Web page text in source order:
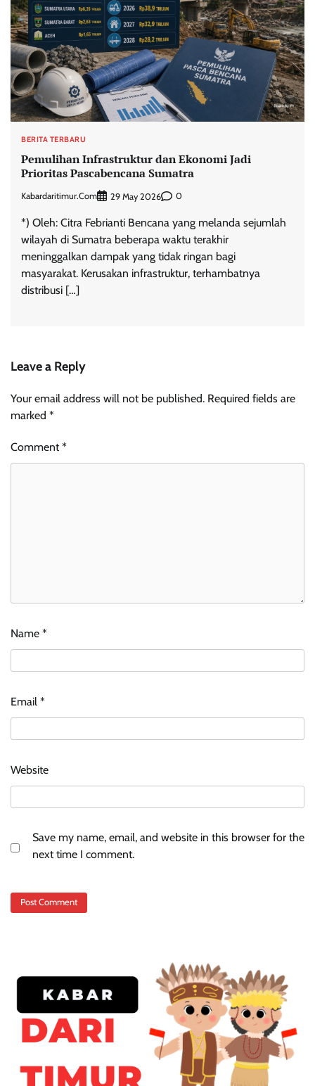
BERITA TERBARU
Pemulihan Infrastruktur dan Ekonomi Jadi
Prioritas Pascabencana Sumatra
Kabardaritimur.com 29 May 2026 0
*) Oleh: Citra Febrianti Bencana yang melanda sejumlah
wilayah di Sumatra beberapa waktu terakhir
meninggalkan dampak yang tidak ringan bagi
masyarakat. Kerusakan infrastruktur, terhambatnya
distribusi […]
Leave a Reply
Your email address will not be published. Required fields are
marked *
Comment*
Name *
Email *
Website
Save my name, email, and website in this browser for the
next time I comment.